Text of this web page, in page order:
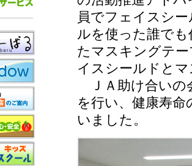
員でフェイスシ
ルを使った誰で
たマスキングテ
イスシールドと
ＪＡ助け合いの
を行い、健康寿
いました。